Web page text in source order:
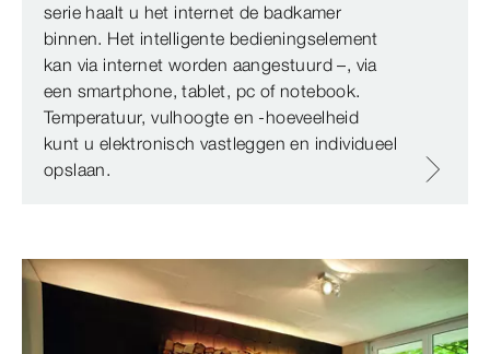
serie haalt u het internet de badkamer
binnen. Het intelligente bedieningselement
kan via internet worden aangestuurd –, via
een smartphone, tablet, pc of notebook.
Temperatuur, vulhoogte en -hoeveelheid
kunt u elektronisch vastleggen en individueel
opslaan.